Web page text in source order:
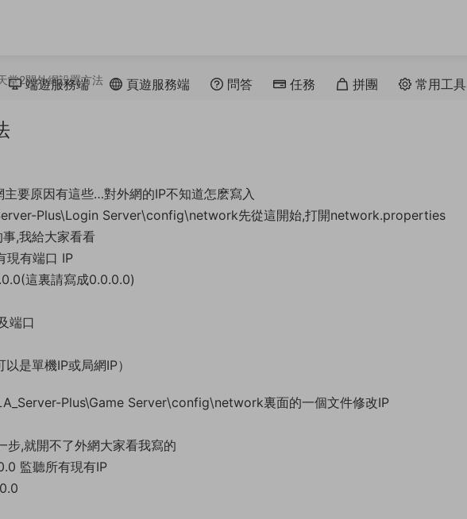
端遊服務端 頁遊服務端 問答 任務 拼團 常用工具
堂2開外網設置方法
要原因有這些…對外網的IP不知道怎麽寫入
Plus\Login Server\config\network先從這開始,打開network.properties
,我給大家看看
現有端口 IP
這裏請寫成0.0.0.0)
端口
是單機IP或局網IP）
Plus\Game Server\config\network裏面的一個文件修改IP
步,就開不了外網大家看我寫的
監聽所有現有IP